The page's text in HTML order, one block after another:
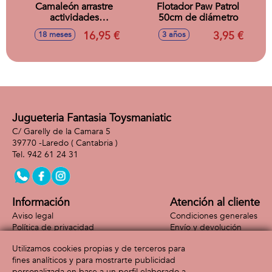
Camaleón arrastre
actividades
28x13x14cm
18 meses 16,95 €
Flotador Paw Patrol
50cm de diámetro
3 años 3,95 €
Jugueteria Fantasia Toysmaniatic
C/ Garelly de la Camara 5
39770 -Laredo ( Cantabria )
942 61 24 31
Información
Aviso legal
Política de privacidad
Atención al cliente
Condiciones generales
Envío y devolución
Formas de pago
Utilizamos cookies propias y de terceros para
fines analíticos y para mostrarte publicidad